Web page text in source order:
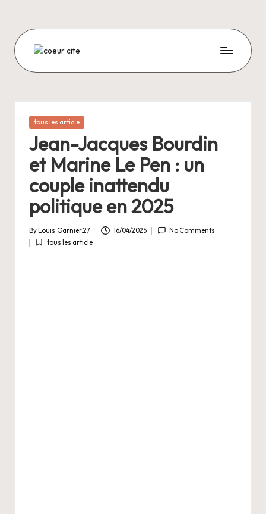
content
C
E
U
R
C
I
T
E
Posted
tous les article
Jean-Jacques Bourdin
et Marine Le Pen : un
couple inattendu
politique en 2025
Posted
by
By Louis.Garnier.27 16/04/2025 No Comments
Posted
tous les article